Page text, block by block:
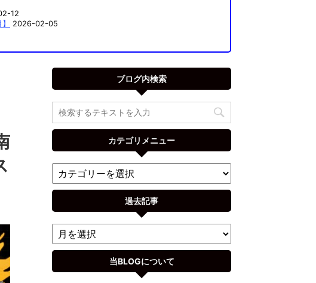
12
2026-02-05
ブログ内検索
カテゴリメニュー
過去記事
当BLOGについて